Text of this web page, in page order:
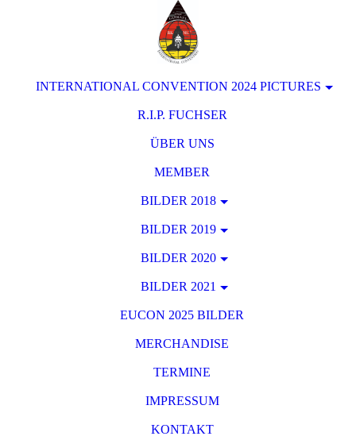
INTERNATIONAL CONVENTION 2024 PICTURES
R.I.P. FUCHSER
ÜBER UNS
MEMBER
BILDER 2018
BILDER 2019
BILDER 2020
BILDER 2021
EUCON 2025 BILDER
MERCHANDISE
TERMINE
IMPRESSUM
KONTAKT